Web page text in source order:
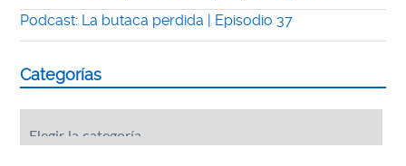
Podcast: La butaca perdida | Episodio 37
Categorías